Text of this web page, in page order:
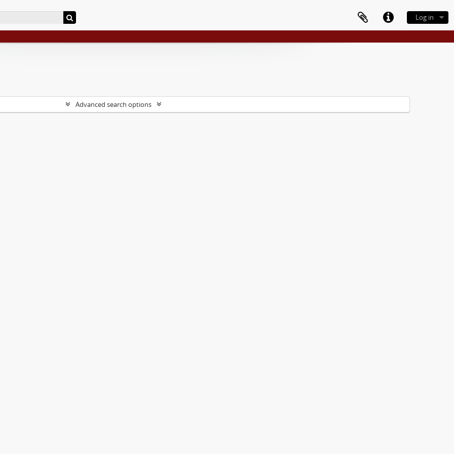
Log in
Advanced search options